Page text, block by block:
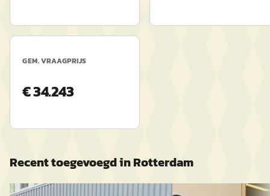
GEM. VRAAGPRIJS
€ 34.243
Recent toegevoegd inRotterdam
Nieuw binnen
Nieuw binnen